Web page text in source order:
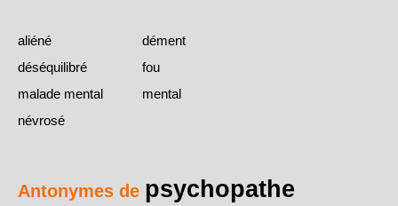
aliéné
dément
déséquilibré
fou
malade mental
mental
névrosé
Antonymes de psychopathe